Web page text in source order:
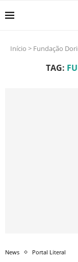
Início > Fundação
TAG:
News Portal Literal